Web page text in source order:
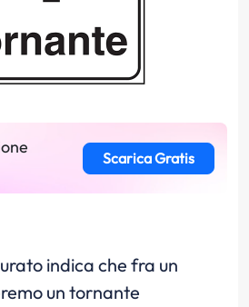
Scarica Gratis
indica che fra un
un tornante